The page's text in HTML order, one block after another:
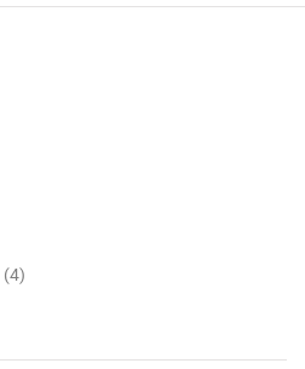
(4)